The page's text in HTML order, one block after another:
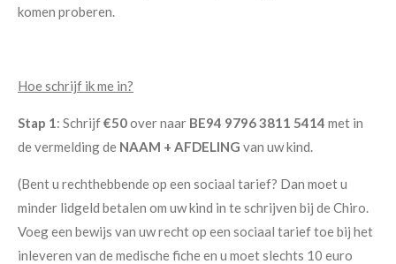
komen proberen.
Hoe schrijf ik me in?
Stap 1: Schrijf€50over naar BE94 9796 3811 5414 met in
de vermelding de NAAM + AFDELING van uw kind.
(Bent u rechthebbende op een sociaal tarief? Dan moet u
minder lidgeld betalen om uw kind in te schrijven bij de Chiro.
Voeg een bewijs van uw recht op een sociaal tarief toe bij het
inleveren van de medische fiche en u moet slechts 10 euro